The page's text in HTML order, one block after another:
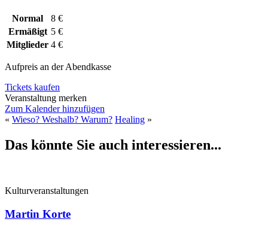
Normal
8 €
Ermäßigt 5 €
Mitglieder 4 €
Aufpreis an der Abendkasse
Tickets kaufen
Veranstaltung merken
Zum Kalender hinzufügen
« Wieso? Weshalb? Warum? Healing »
Das könnte Sie auch interessieren...
Kulturveranstaltungen
Martin Korte